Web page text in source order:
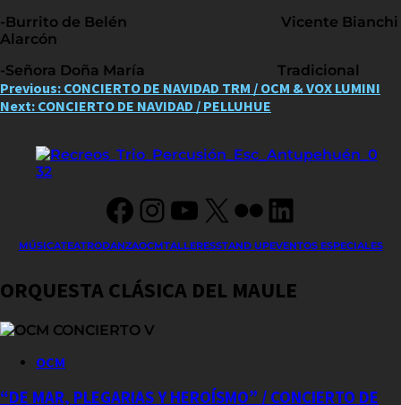
-Burrito de Belén Vicente Bianchi
Alarcón
-Señora Doña María Tradicional
Post
navigation
Previous: CONCIERTO DE NAVIDAD TRM / OCM & VOX LUMINI
Next: CONCIERTO DE NAVIDAD / PELLUHUE
Facebook
Instagram
YouTube
X FlickrLinkedIn
MÚSICATEATRODANZAOCMTALLERESSTAND UPEVENTOS ESPECIALES
ORQUESTA CLÁSICA DEL MAULE
OCM
“DE MAR, PLEGARIAS Y HEROÍSMO” / CONCIERTO DE